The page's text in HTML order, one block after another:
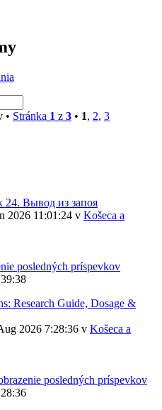
• Stránka 1 z 3 • 1, 2, 3
Вывод из запоя
2026 11:01:24 v Košeca a
Research Guide, Dosage &
2026 7:28:36 v Košeca a